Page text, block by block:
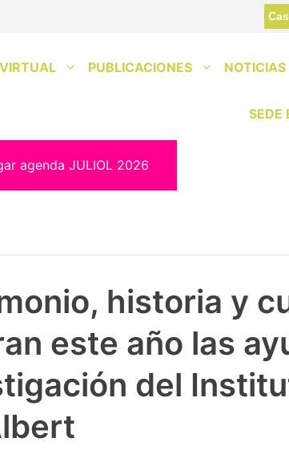
PUBLICACIONES NOTICIAS
SEDE
agenda JULIOL 2026
historia y
este año las
del